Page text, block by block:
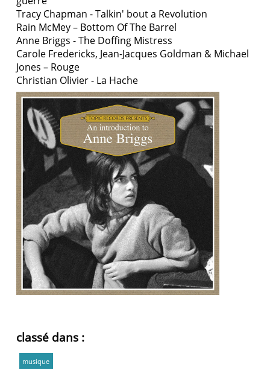
Tracy Chapman - Talkin' bout a Revolution
Rain McMey – Bottom Of The Barrel
Anne Briggs - The Doffing Mistress
Carole Fredericks, Jean-Jacques Goldman & Michael
Jones – Rouge
Christian Olivier - La Hache
classé dans :
musique